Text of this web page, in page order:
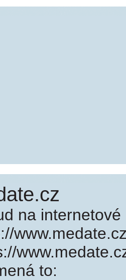
na
to: